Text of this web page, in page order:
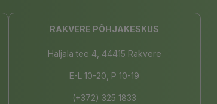
RAKVERE PÕHJAKESKUS
Haljala tee 4, 44415 Rakvere
E-L 10-20, P 10-19
(+372) 325 1833